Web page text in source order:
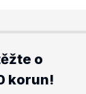
o
korun!